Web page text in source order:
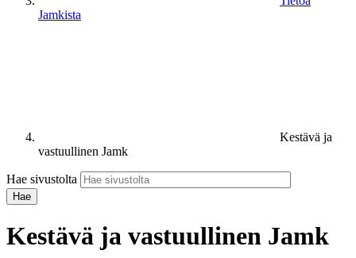
Jamkista
Kestävä ja
vastuullinen Jamk
Hae sivustolta
Kestävä ja vastuullinen Jamk